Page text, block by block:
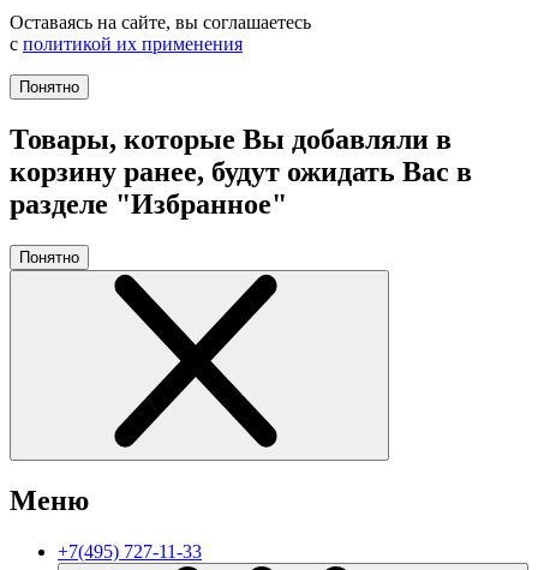
Оставаясь на сайте, вы соглашаетесь
с политикой их применения
Понятно
Товары, которые Вы добавляли в
корзину ранее, будут ожидать Вас в
разделе "Избранное"
Понятно
Меню
+7(495) 727-11-33